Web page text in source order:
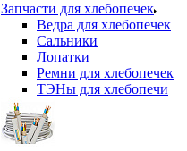
Запчасти для хлебопечек
Ведра для хлебопечек
Сальники
Лопатки
Ремни для хлебопечек
ТЭНы для хлебопечи